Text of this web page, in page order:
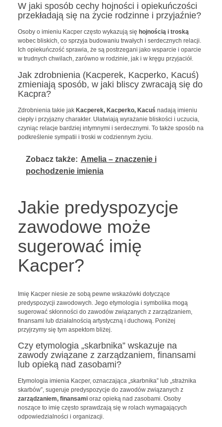
W jaki sposób cechy hojności i opiekuńczości
przekładają się na życie rodzinne i przyjaźnie?
Osoby o imieniu Kacper często wykazują się hojnością i troską
wobec bliskich, co sprzyja budowaniu trwałych i serdecznych relacji.
Ich opiekuńczość sprawia, że są postrzegani jako wsparcie i oparcie
w trudnych chwilach, zarówno w rodzinie, jak i w kręgu przyjaciół.
Jak zdrobnienia (Kacperek, Kacperko, Kacuś)
zmieniają sposób, w jaki bliscy zwracają się do
Kacpra?
Zdrobnienia takie jak Kacperek, Kacperko, Kacuś nadają imieniu
ciepły i przyjazny charakter. Ułatwiają wyrażanie bliskości i uczucia,
czyniąc relacje bardziej intymnymi i serdecznymi. To także sposób na
podkreślenie sympatii i troski w codziennym życiu.
Zobacz także: Amelia – znaczenie i
pochodzenie imienia
Jakie predyspozycje
zawodowe może
sugerować imię
Kacper?
Imię Kacper niesie ze sobą pewne wskazówki dotyczące
predyspozycji zawodowych. Jego etymologia i symbolika mogą
sugerować skłonności do zawodów związanych z zarządzaniem,
finansami lub działalnością artystyczną i duchową. Poniżej
przyjrzymy się tym aspektom bliżej.
Czy etymologia „skarbnika” wskazuje na
zawody związane z zarządzaniem, finansami
lub opieką nad zasobami?
Etymologia imienia Kacper, oznaczająca „skarbnika” lub „strażnika
skarbów”, sugeruje predyspozycje do zawodów związanych z
zarządzaniem, finansamioraz opieką nad zasobami. Osoby
noszące to imię często sprawdzają się w rolach wymagających
odpowiedzialności i organizacji.